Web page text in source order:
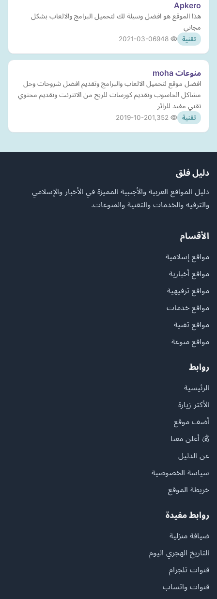
Apkero
هذا الموقع هو افضل وسيلة لك لتحميل البرامج والالعاب بشكل
مجاني
تقنية 2021-03-06
منوعات moha
افضل موقع لتحميل الالعاب والبرامج وتقديم افضل شروحات وحل
مشاكل الحاسوب وتقديم كورسات للربح من الانترنت وتقديم محتوي
تقني مفيد للزائر
تقنية 2019-10-20
دليل فلق
دليل المواقع العربية والأجنبية المميزة في الأخبار والإسلامي
والترفيه والخدمات والتقنية والمنوعات.
الأقسام
مواقع إسلامية
مواقع أخبارية
مواقع ترفيهية
مواقع خدمات
مواقع تقنية
مواقع منوعة
روابط
الرئيسية
الأكثر زيارة
أضف موقع
💰 أعلن معنا
عن الدليل
سياسة الخصوصية
خريطة الموقع
روابط مفيدة
ضيافة منزلية
التاريخ الهجري اليوم
قنوات تلجرام
قنوات واتساب